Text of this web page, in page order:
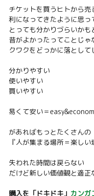
チケットを買うヒトから
利になってきたように思
とっても分かりづらいかも
昔がよかったってことじ
クワクをどっかに落とし
分かりやすい
使いやすい
買いやすい
易くて安い＝
があればもっとたくさんの
『人が集まる場所＝楽しい
失われた時間は戻らない
だけど新しい価値観と適正
購入を「ドキドキ」 カンガ